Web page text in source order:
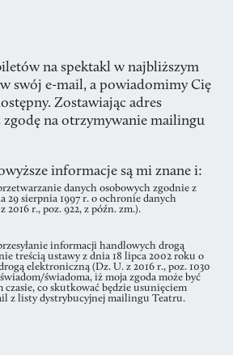
na spektakl w najbliższym
swój e-mail, a powiadomimy Cię
Zostawiając adres
zgodę na otrzymywanie mailingu
informacje są mi znane i:
danych osobowych zgodnie z
29 sierpnia 1997 r. o ochronie danych
2016 r., poz. 922, z późn. zm.).
informacji handlowych drogą
treścią ustawy z dnia 18 lipca 2002 roku o
elektroniczną (Dz. U. z 2016 r., poz. 1030
świadoma, iż moja zgoda może być
czasie, co skutkować będzie usunięciem
z listy dystrybucyjnej mailingu Teatru.